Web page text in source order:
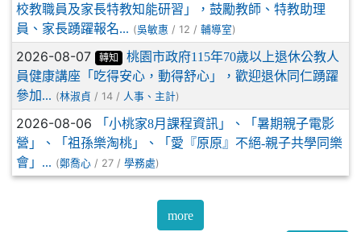
校教職員及家長特教知能研習」，鼓勵教師、特教助理
員、家長踴躍報名... (吳敏惠 / 12 / 輔導室)
2026-08-07 轉知
桃園市政府115年70歲以上退休公教人
員健康講座「吃得安心，動得舒心」，歡迎退休同仁踴躍
參加... (林淑貞 / 14 / 人事、主計)
2026-08-06
「小桃家8月課程資訊」、「暑期親子電影
營」、「祖孫樂淘桃」、「愛『原原』不絕-親子共學同樂
會」... (鄭喬心 / 27 / 學務處)
more